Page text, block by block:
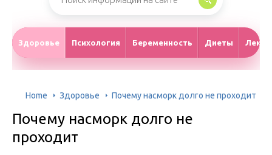
Здоровье Психология Беременность Диеты
Home Здоровье Почему насморк долго не проходит
Почему насморк долго не
проходит